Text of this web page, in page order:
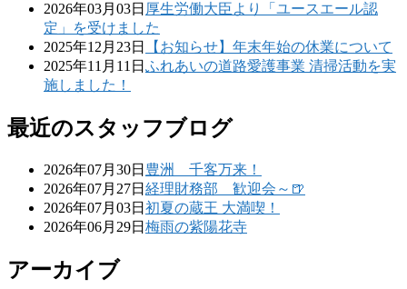
2026年03月03日 厚生労働大臣より「ユースエール認
定」を受けました
2025年12月23日
【お知らせ】年末年始の休業について
2025年11月11日 ふれあいの道路愛護事業 清掃活動を実
施しました！
最近のスタッフブログ
2026年07月30日 豊洲 千客万来！
2026年07月27日 経理財務部 歓迎会～🍺
2026年07月03日 初夏の蔵王 大満喫！
2026年06月29日 梅雨の紫陽花寺
アーカイブ